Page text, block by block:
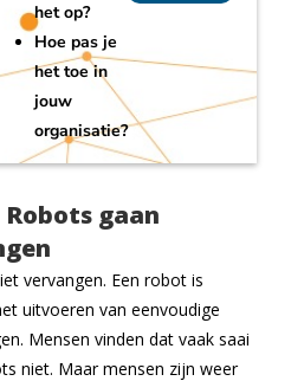
het op?
Hoe pas je
het toe in
jouw
organisatie?
gaan
vervangen. Een robot is
uitvoeren van eenvoudige
Mensen vinden dat vaak saai
niet. Maar mensen zijn weer